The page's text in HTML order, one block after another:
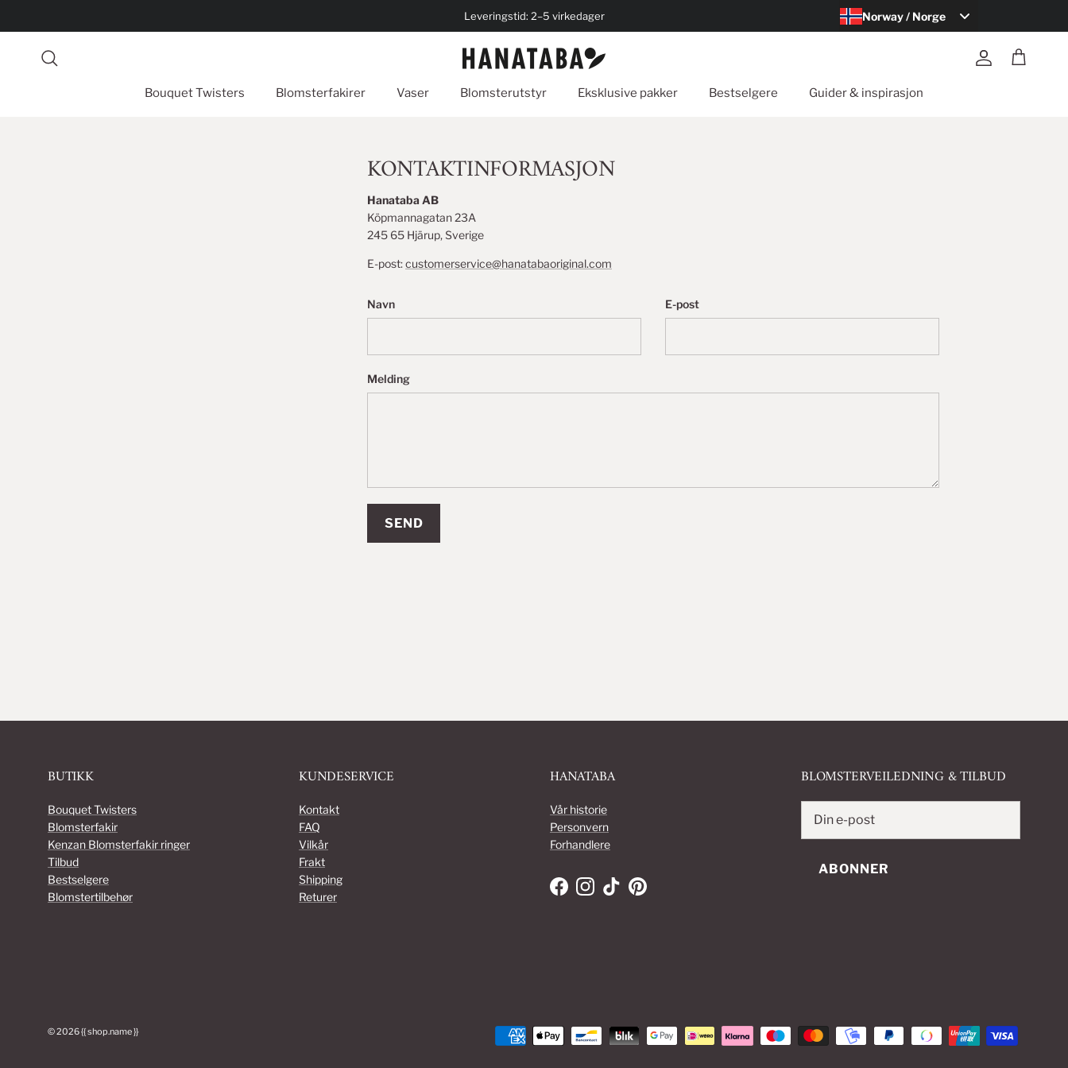
Leveringstid: 2–5 virkedager Norway / Norge
KontoHandlekurv
Bouquet Twisters Blomsterfakirer Vaser Blomsterutstyr Eksklusive pakker Bestselgere Guider & inspirasjon
KONTAKTINFORMASJON
Hanataba AB
Köpmannagatan 23A
245 65 Hjärup, Sverige
E-post:customerservice@hanatabaoriginal.com
Navn E-post
Melding
SEND
BUTIKK
Bouquet Twisters
Blomsterfakir
Kenzan Blomsterfakir ringer
Tilbud
Bestselgere
Blomstertilbehør
KUNDESERVICE
Kontakt
FAQ
Vilkår
Frakt
Shipping
Returer
HANATABA
Vår historie
Personvern
Forhandlere
FacebookInstagram
TikTokPinterest
BLOMSTERVEILEDNING & TILBUD
ABONNER
© 2026{{ shop.name }}